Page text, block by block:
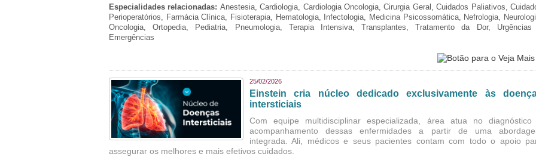
Especialidades relacionadas: Anestesia, Cardiologia, Cardiologia Oncologia, Cirurgia Geral, Cuidados Paliativos,
Perioperatórios, Farmácia Clínica, Fisioterapia, Hematologia, Infectologia, Medicina Psicossomática, Nefrologia,
Oncologia, Ortopedia, Pediatria, Pneumologia, Terapia Intensiva, Transplantes, Tratamento da Dor,
Emergências
25/02/2026
Einstein cria núcleo dedicado exclusivamente às
intersticiais
Com equipe multidisciplinar especializada, área atua no diagnóstico
acompanhamento dessas enfermidades a partir de uma
integrada. Ali, médicos e seus pacientes contam com todo o apoio
assegurar os melhores e mais efetivos cuidados.